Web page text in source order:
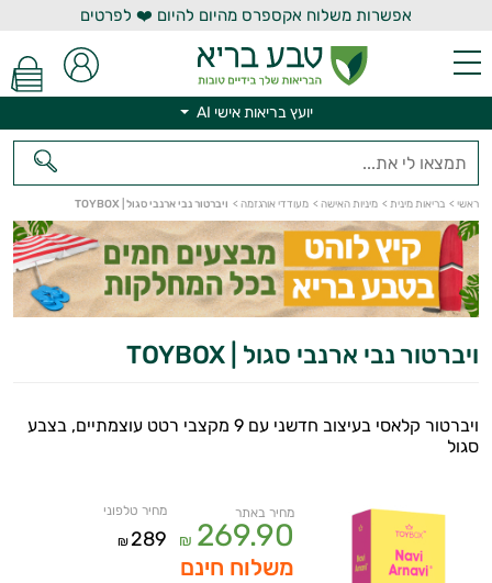
אפשרות משלוח אקספרס מהיום להיום ❤️ לפרטים
יועץ בריאות אישי AI
ראשי > בריאות מינית > מיניות האישה > מעודדי אורגזמה > ויברטור נבי ארנבי סגול | TOYBOX
ויברטור נבי ארנבי סגול | TOYBOX
ויברטור קלאסי בעיצוב חדשני עם 9 מקצבי רטט עוצמתיים, בצבע
סגול
מחיר באתר
269.90
₪
מחיר טלפוני
289
₪
משלוח חינם
יועץ בריאות אישי AI